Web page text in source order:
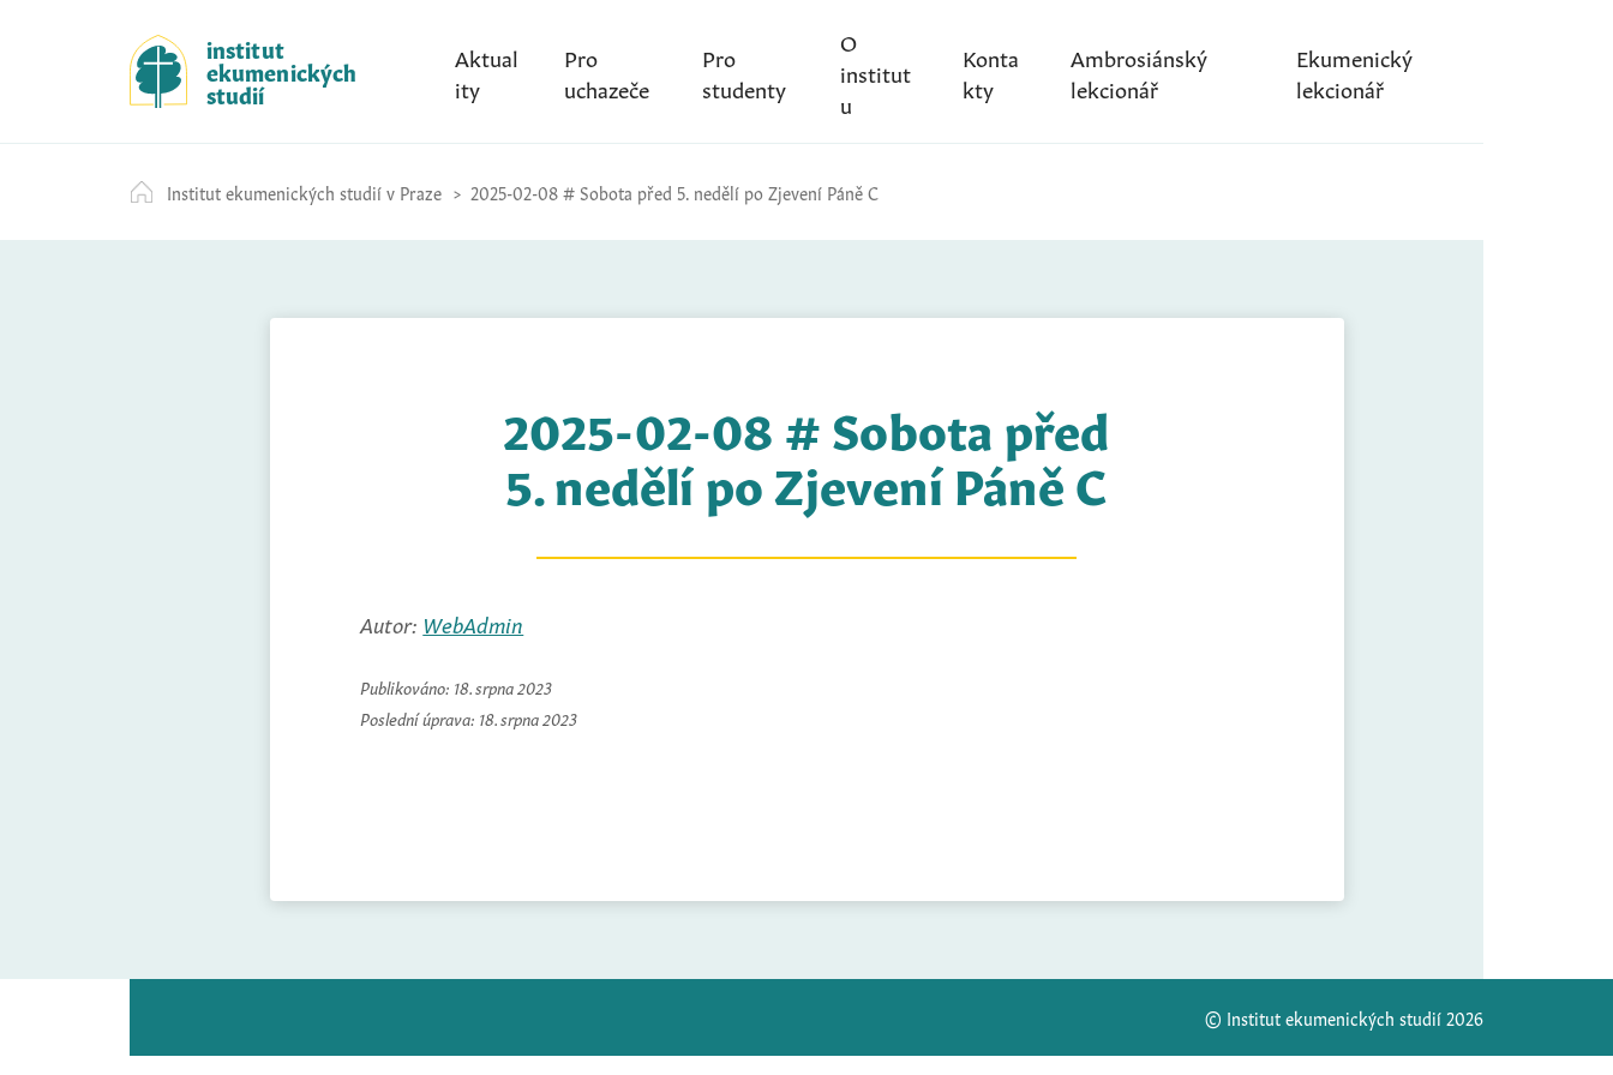
k
i
p
t
c
o
institut
ekumenických
studií
Aktual
ity
Pro
uchazeče
Pro
studenty
O
institut
u
Konta
kty
Ambrosiánský
lekcionář
Ekumenický
lekcionář
Institut ekumenických studií v Praze 2025-02-08 # Sobota před 5. nedělí po Zjevení Páně C
2025-02-08 # Sobota před
5. nedělí po Zjevení Páně C
Autor: WebAdmin
Publikováno: 18. srpna 2023
Poslední úprava: 18. srpna 2023
© Institut ekumenických studií 2026